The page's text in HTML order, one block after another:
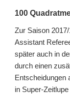
100
Zur Saison
Assistant
später auch in
durch einen
Entscheidungen
in Super-